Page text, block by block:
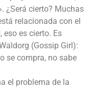
¿Será cierto? Muchas
relacionada con el
eso es cierto. Es
(Gossip Girl):
se compra, no sabe
el problema de la